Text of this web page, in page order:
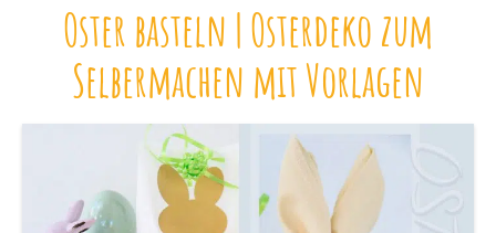
Oster basteln | Osterdeko zum
Selbermachen mit Vorlagen